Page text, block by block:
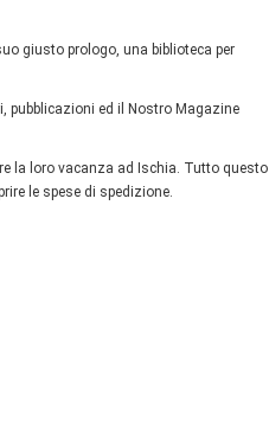
giusto prologo, una biblioteca per
pubblicazioni ed il Nostro Magazine
la loro vacanza ad Ischia. Tutto questo
le spese di spedizione.